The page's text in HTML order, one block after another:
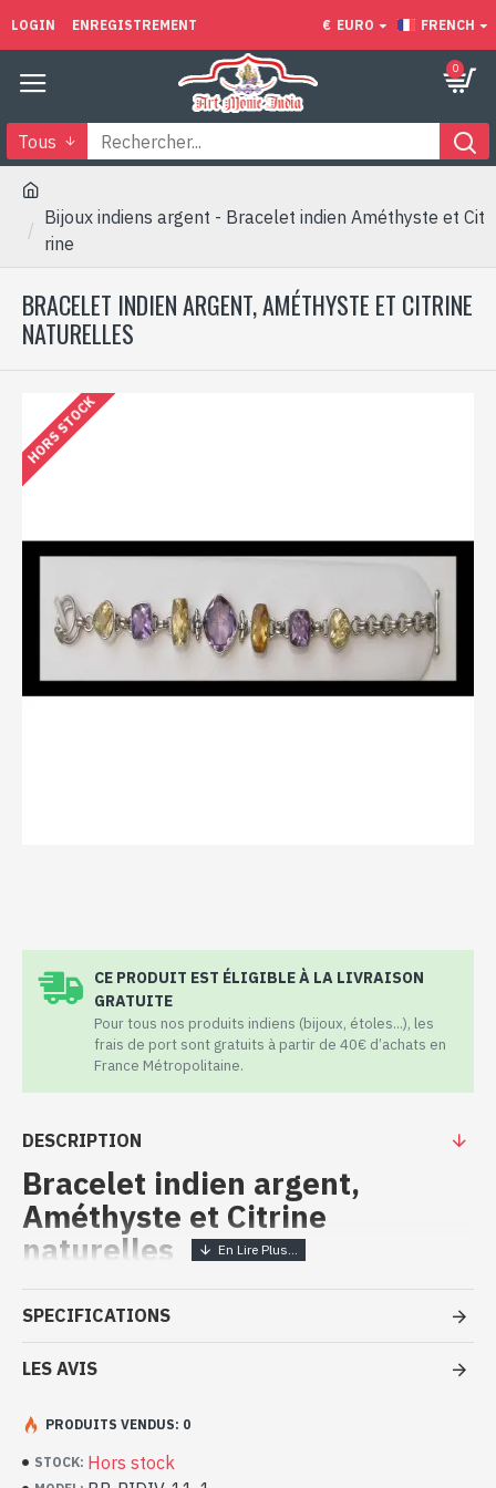
LOGIN ENREGISTREMENT € EURO FRENCH
0
Tous
Bijoux indiens argent - Bracelet indien Améthyste et Cit
rine
BRACELET INDIEN ARGENT, AMÉTHYSTE ET CITRINE
NATURELLES
HORS STOCK
CE PRODUIT EST ÉLIGIBLE À LA LIVRAISON
GRATUITE
Pour tous nos produits indiens (bijoux, étoles...), les
frais de port sont gratuits à partir de 40€ d’achats en
France Métropolitaine.
DESCRIPTION
Bracelet indien argent,
Améthyste et Citrine
naturelles
Bijoux indiens artisanaux –
Bracelet argent massif, Améthyste
et Citrine
- Fait à la main à Jaipur ( INDE )
- Composé de 7 pierres, 3 en Améthyste et 4 en Citrine, de tailles
SPECIFICATIONS
LES AVIS
STOCK: Hors stock
PRODUITS VENDUS: 0